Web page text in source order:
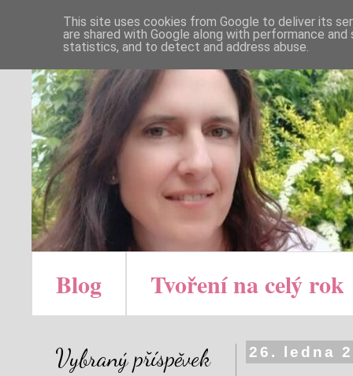
Blog Tvoření na celý rok
26. ledna
Vybraný příspěvek
This site uses cookies from Google to deliver its
are shared with Google along with performance
statistics, and to detect and address abuse.